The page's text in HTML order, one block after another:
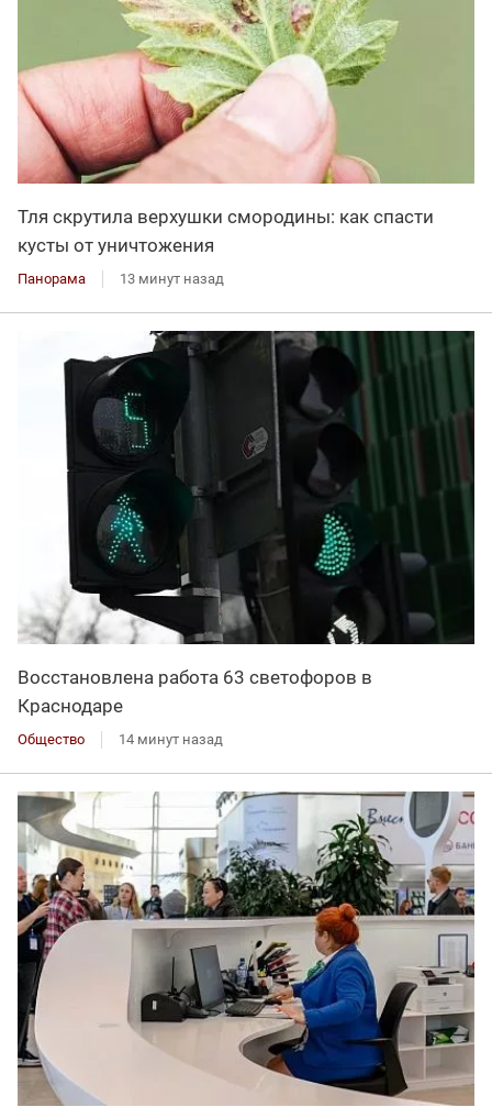
Тля скрутила верхушки смородины: как спасти
кусты от уничтожения
Панорама 13 минут назад
Восстановлена работа 63 светофоров в
Краснодаре
Общество 14 минут назад